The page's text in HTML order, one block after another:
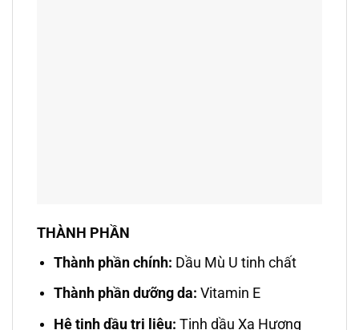
THÀNH PHẦN
Thành phần chính: Dầu Mù U tinh chất
Thành phần dưỡng da: Vitamin E
Hệ tinh dầu trị liệu: Tinh dầu Xạ Hương